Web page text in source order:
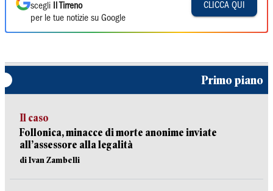
scegli
Il Tirreno
per le tue notizie su Google
CLICCA QUI
Primo piano
Il caso
Follonica, minacce di morte anonime inviate
all’assessore alla legalità
di Ivan Zambelli